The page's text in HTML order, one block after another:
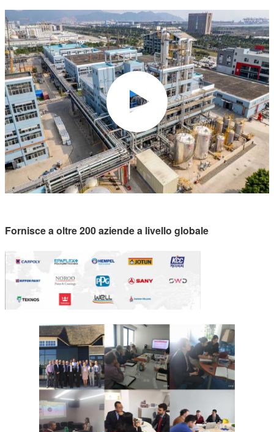
Fornisce a oltre 200 aziende a livello globale